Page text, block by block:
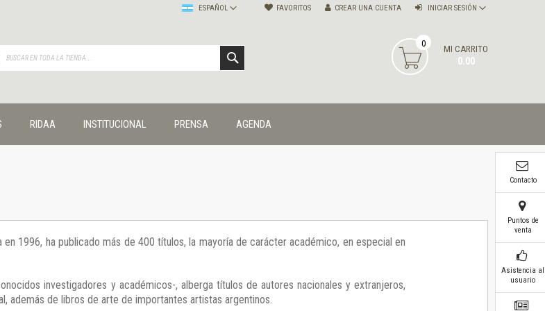
FAVORITOS INICIAR SESIÓN
CREAR UNA CUENTA
ESPAÑOL
MI CARRITO
0.00
0
RIDAA INSTITUCIONAL PRENSA AGENDA
en 1996, ha publicado más de 400 títulos, la mayoría de carácter académico, en especial en
investigadores y académicos-, alberga títulos de autores nacionales y extranjeros,
además de libros de arte de importantes artistas argentinos.
Contacto
Puntos de
venta
Asistencia al
usuario